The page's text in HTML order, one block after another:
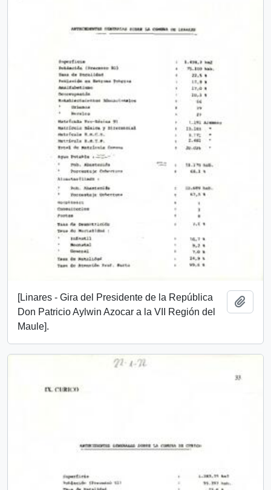
[Linares - Gira del Presidente de la República
Don Patricio Aylwin Azocar a la VII Región del
Maule].